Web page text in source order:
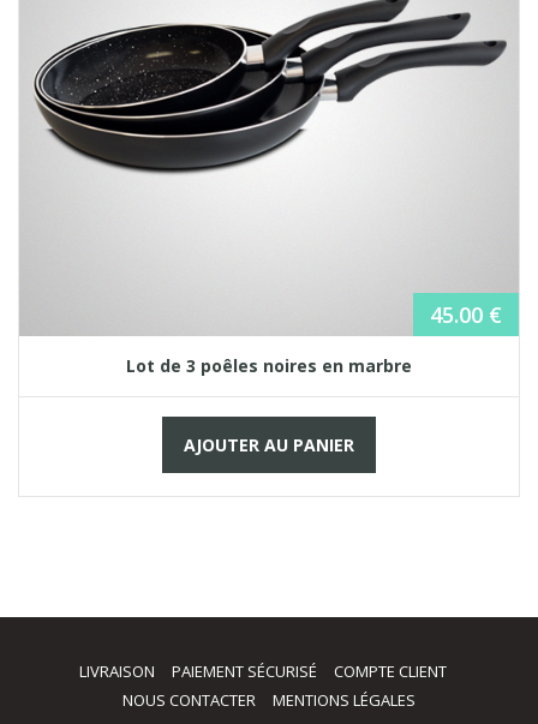
45.00 €
Lot de 3 poêles noires en marbre
AJOUTER AU PANIER
LIVRAISON PAIEMENT SÉCURISÉ
COMPTE CLIENT
NOUS CONTACTER
MENTIONS LÉGALES